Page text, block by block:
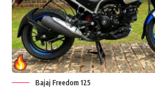
Bajaj Freedom 125